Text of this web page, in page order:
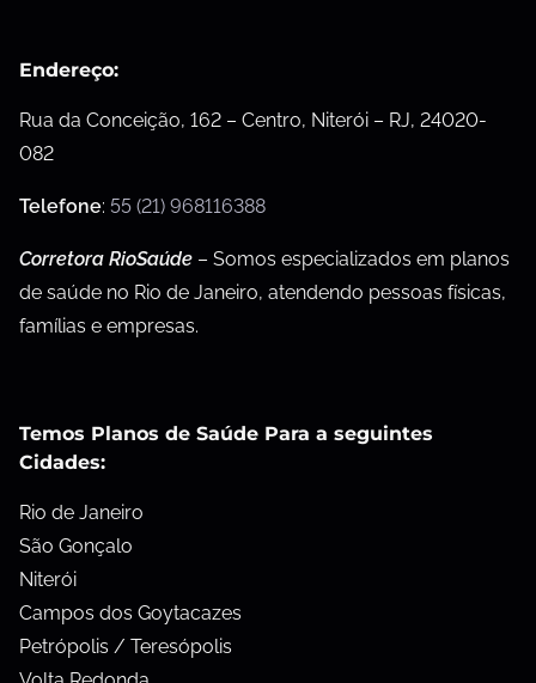
Endereço:
Rua da Conceição, 162 – Centro, Niterói – RJ, 24020-
082
Telefone: 55 (21) 968116388
Corretora RioSaúde – Somos especializados em planos
de saúde no Rio de Janeiro, atendendo pessoas físicas,
famílias e empresas.
Temos Planos de Saúde Para a seguintes
Cidades:
Rio de Janeiro
São Gonçalo
Niterói
Campos dos Goytacazes
Petrópolis / Teresópolis